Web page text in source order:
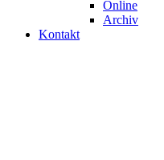
Online
Archiv
Kontakt